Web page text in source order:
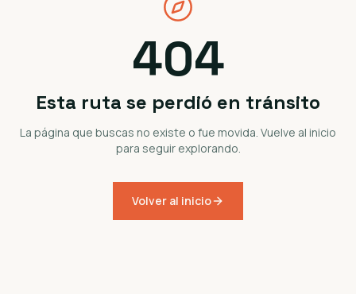
404
Esta ruta se perdió en tránsito
La página que buscas no existe o fue movida. Vuelve al inicio
para seguir explorando.
Volver al inicio